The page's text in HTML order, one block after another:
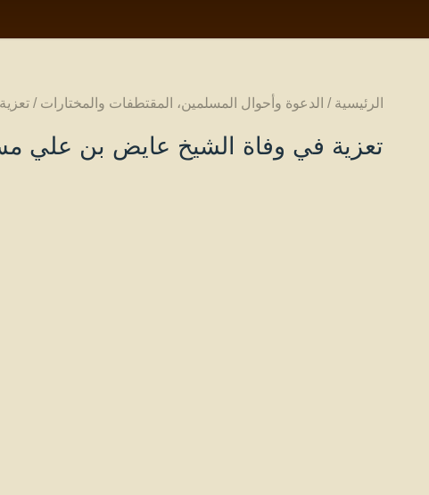
الرئيسية / الدعوة وأحوال المسلمين، المقتطفات والمختارات /
تعزية في وفاة الشيخ عايض بن علي